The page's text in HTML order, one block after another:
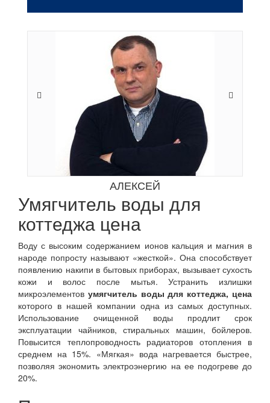
АЛЕКСЕЙ
Умягчитель воды для
коттеджа цена
Воду с высоким содержанием ионов кальция и магния в
народе попросту называют «жесткой». Она способствует
появлению накипи в бытовых приборах, вызывает сухость
кожи и волос после мытья. Устранить излишки
микроэлементов умягчитель воды для коттеджа, цена
которого в нашей компании одна из самых доступных.
Использование очищенной воды продлит срок
эксплуатации чайников, стиральных машин, бойлеров.
Повысится теплопроводность радиаторов отопления в
среднем на 15%. «Мягкая» вода нагревается быстрее,
позволяя экономить электроэнергию на ее подогреве до
20%.